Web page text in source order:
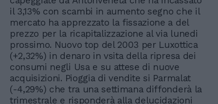
il 3,13% con scambi in aumento segno che il
mercato ha apprezzato la fissazione a del
prezzo per la ricapitalizzazione al via lunedi
prossimo. Nuovo top del 2003 per Luxottica
(+2,32%) in denaro in vsita della ripresa dei
consumi negli Usa e su attese di nuove
acquisizioni. Pioggia di vendite si Parmalat
(-4,29%) che tra una settimana diffonderà la
trimestrale e risponderà alla delucidazioni